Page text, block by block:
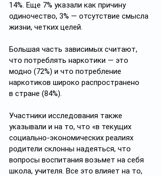
14%. Еще 7% указали как причину
одиночество, 3% — отсутствие смысла
жизни, четких целей.
Большая часть зависимых считают,
что потреблять наркотики — это
модно (72%) и что потребление
наркотиков широко распространено
в стране (84%).
Участники исследования также
указывали и на то, что «в текущих
социально-экономических реалиях
родители склонны надеяться, что
вопросы воспитания возьмет на себя
школа, учителя. Все это влияет на то,